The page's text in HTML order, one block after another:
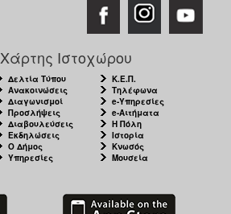
Χάρτης Ιστοχώρου
Δελτία Τύπου
Ανακοινώσεις
Διαγωνισμοί
Προσλήψεις
Διαβουλεύσεις
Εκδηλώσεις
Ο Δήμος
Υπηρεσίες
Κ.Ε.Π.
Τηλέφωνα
e-Υπηρεσίες
e-Αιτήματα
Η Πόλη
Ιστορία
Κνωσός
Μουσεία